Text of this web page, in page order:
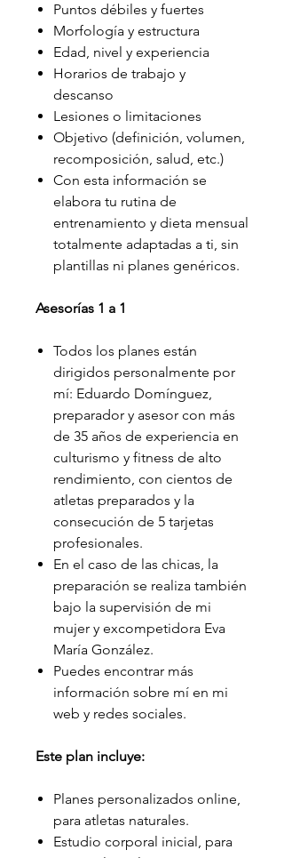
Puntos débiles y fuertes
Morfología y estructura
Edad, nivel y experiencia
Horarios de trabajo y
descanso
Lesiones o limitaciones
Objetivo (definición, volumen,
recomposición, salud, etc.)
Con esta información se
elabora tu rutina de
entrenamiento y dieta mensual
totalmente adaptadas a ti, sin
plantillas ni planes genéricos.
Asesorías 1 a 1
Todos los planes están
dirigidos personalmente por
mí: Eduardo Domínguez,
preparador y asesor con más
de 35 años de experiencia en
culturismo y fitness de alto
rendimiento, con cientos de
atletas preparados y la
consecución de 5 tarjetas
profesionales.
En el caso de las chicas, la
preparación se realiza también
bajo la supervisión de mi
mujer y excompetidora Eva
María González.
Puedes encontrar más
información sobre mí en mi
web y redes sociales.
Este plan incluye:
Planes personalizados online,
para atletas naturales.
Estudio corporal inicial, para